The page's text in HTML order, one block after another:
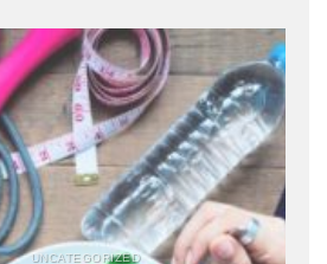
UNCATEGORIZED